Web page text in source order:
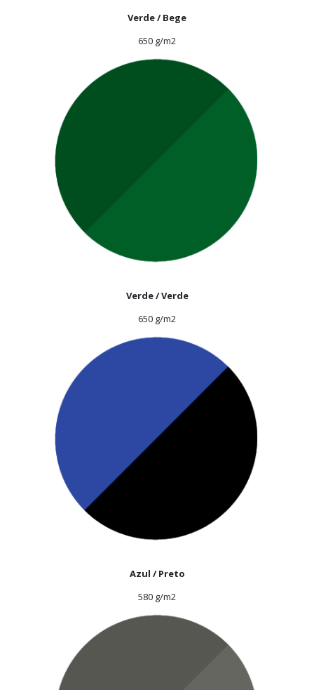
Verde / Bege
650 g/m2
Verde / Verde
650 g/m2
Azul / Preto
580 g/m2